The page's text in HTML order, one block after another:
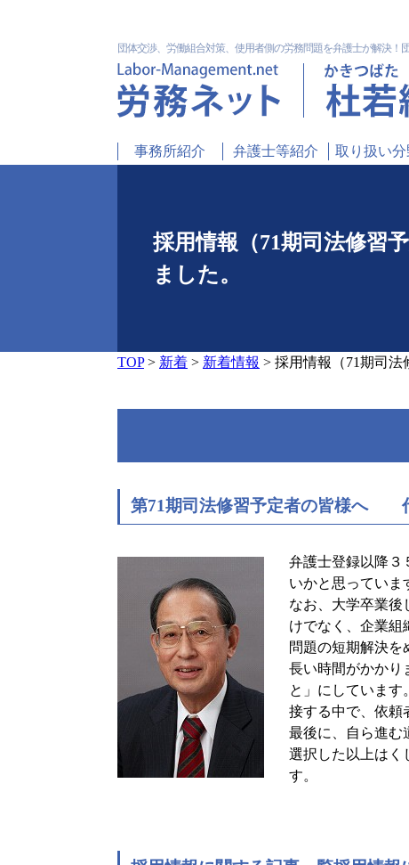
団体交渉、労働組合対策、使用者側の労務問題を弁護士が解決！
事務所紹介 弁護士等紹介 取り扱い分
採用情報（71期司法修習
ました。
TOP> 新着 > 新着情報 > 採用情報（71期司法
第71期司法修習予定者の皆様へ
弁護士登録以降３
いかと思っていま
なお、大学卒業後
けでなく、企業組
問題の短期解決
長い時間がかかり
と」にしています
接する中で、依頼
最後に、自ら進む
選択した以上はく
す。